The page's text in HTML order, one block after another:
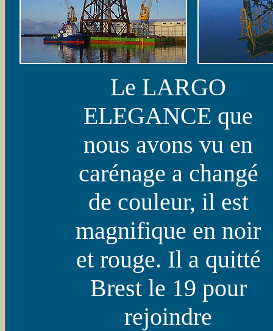
Le LARGO
ELEGANCE que
nous avons vu en
carénage a changé
de couleur, il est
magnifique en noir
et rouge. Il a quitté
Brest le 19 pour
rejoindre